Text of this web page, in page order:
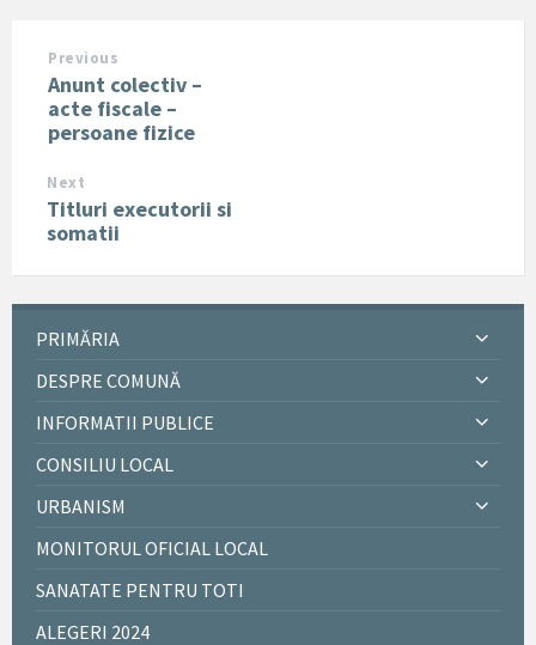
Previous
Anunt colectiv –
acte fiscale –
persoane fizice
Next
Titluri executorii si
somatii
PRIMĂRIA
DESPRE COMUNĂ
INFORMATII PUBLICE
CONSILIU LOCAL
URBANISM
MONITORUL OFICIAL LOCAL
SANATATE PENTRU TOTI
ALEGERI 2024